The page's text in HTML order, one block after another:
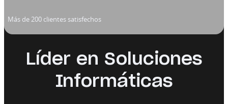
Más de 200 clientes satisfechos
Líder en Soluciones
Informáticas